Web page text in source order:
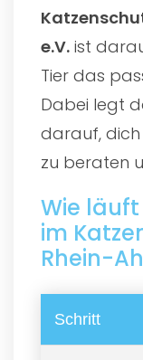
e.V. ist
Tier das
Dabei legt
darauf,
zu beraten
Wie
im
Rhein-
Schritt